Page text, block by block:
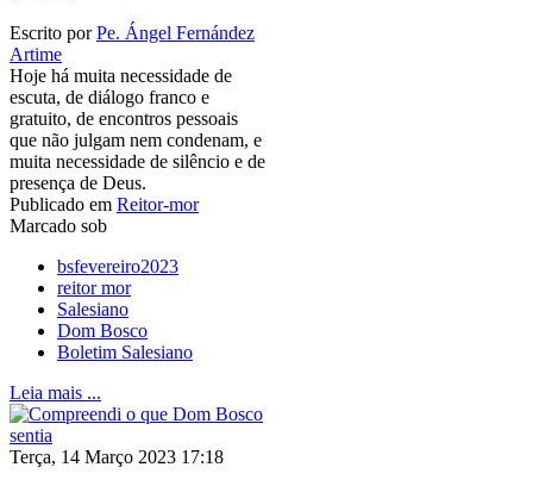
Escrito porPe. Ángel Fernández
Artime
Hoje há muita necessidade de
escuta, de diálogo franco e
gratuito, de encontros pessoais
que não julgam nem condenam, e
muita necessidade de silêncio e de
presença de Deus.
Publicado em Reitor-mor
Marcado sob
bsfevereiro2023
reitor mor
Salesiano
Dom Bosco
Boletim Salesiano
Leia mais ...
Terça, 14 Março 2023 17:18